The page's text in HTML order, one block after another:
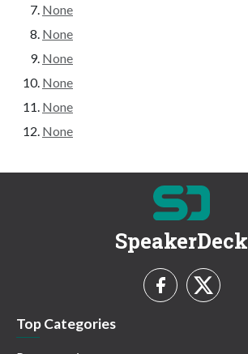
None
None
None
None
None
None
SpeakerDeck
Top Categories